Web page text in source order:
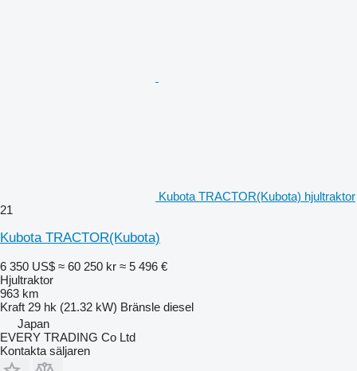
Kubota TRACTOR(Kubota) hjultraktor
21
Kubota TRACTOR(Kubota)
6 350 US$ ≈ 60 250 kr ≈ 5 496 €
Hjultraktor
963 km
Kraft 29 hk (21.32 kW) Bränsle diesel
Japan
EVERY TRADING Co Ltd
Kontakta säljaren